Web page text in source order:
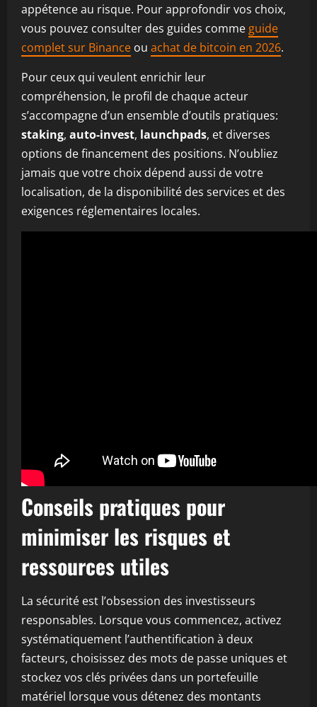
appétence au risque. Pour approfondir vos choix,
vous pouvez consulter des guides comme guide
complet sur Binance ou achat de bitcoin en 2026.
Pour ceux qui veulent enrichir leur
compréhension, le profil de chaque acteur
s’accompagne d’un ensemble d’outils pratiques:
staking, auto‑invest, launchpads, et diverses
options de financement des positions. N’oubliez
jamais que votre choix dépend aussi de votre
localisation, de la disponibilité des services et des
exigences réglementaires locales.
Conseils pratiques pour
minimiser les risques et
ressources utiles
La sécurité est l’obsession des investisseurs
responsables. Lorsque vous commencez, activez
systématiquement l’authentification à deux
facteurs, choisissez des mots de passe uniques et
stockez vos clés privées dans un portefeuille
matériel lorsque vous détenez des montants